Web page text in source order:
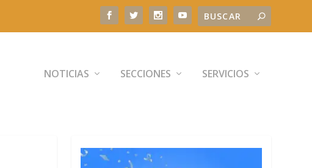
NOTICIAS SECCIONES SERVICIOS